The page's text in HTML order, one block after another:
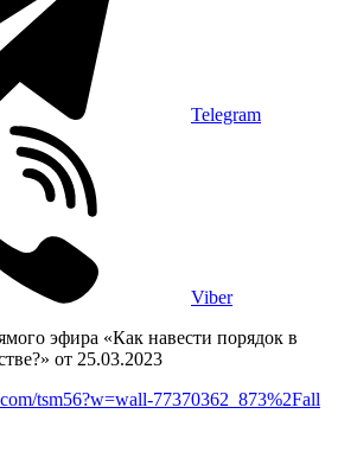
Telegram
Viber
эфира «Как навести порядок в
от 25.03.2023
tsm56?w=wall-77370362_873%2Fall